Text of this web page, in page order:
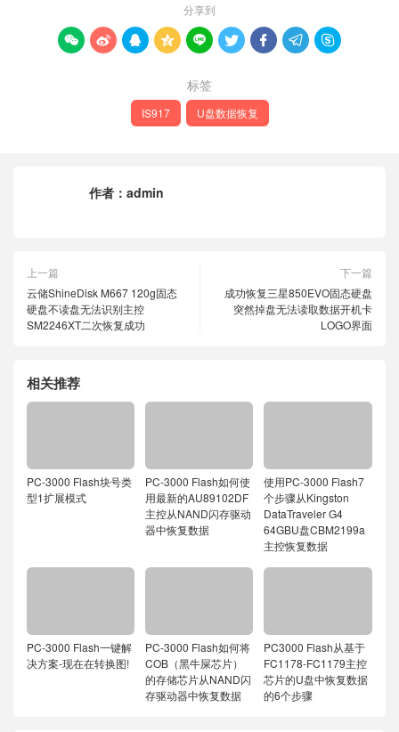
分享到
        
标签
IS917 U盘数据恢复
作者： admin
上一篇
云储ShineDisk M667 120g固态
硬盘不读盘无法识别主控
SM2246XT二次恢复成功
下一篇
成功恢复三星850EVO固态硬盘
突然掉盘无法读取数据开机卡
LOGO界面
相关推荐
PC-3000 Flash块号类
型1扩展模式
PC-3000 Flash如何使
用最新的AU89102DF
主控从NAND闪存驱动
器中恢复数据
使用PC-3000 Flash7
个步骤从Kingston
DataTraveler G4
64GBU盘CBM2199a
主控恢复数据
PC-3000 Flash一键解
决方案-现在在转换图!
PC-3000 Flash如何将
COB（黑牛屎芯片）
的存储芯片从NAND闪
存驱动器中恢复数据
PC3000 Flash从基于
FC1178-FC1179主控
芯片的U盘中恢复数据
的6个步骤